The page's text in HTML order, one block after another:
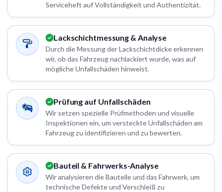
Serviceheft auf Vollständigkeit und Authentizität.
Lackschichtmessung & Analyse
Durch die Messung der Lackschichtdicke erkennen
wir, ob das Fahrzeug nachlackiert wurde, was auf
mögliche Unfallschäden hinweist.
Prüfung auf Unfallschäden
Wir setzen spezielle Prüfmethoden und visuelle
Inspektionen ein, um versteckte Unfallschäden am
Fahrzeug zu identifizieren und zu bewerten.
Bauteil & Fahrwerks-Analyse
Wir analysieren die Bauteile und das Fahrwerk, um
technische Defekte und Verschleiß zu